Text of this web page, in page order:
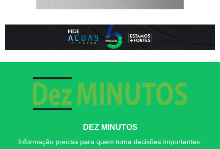
DEZ MINUTOS
Informação precisa para quem toma decisões importantes.